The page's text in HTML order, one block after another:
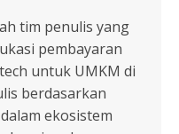
tim penulis yang
pembayaran
untuk UMKM di
berdasarkan
ekosistem